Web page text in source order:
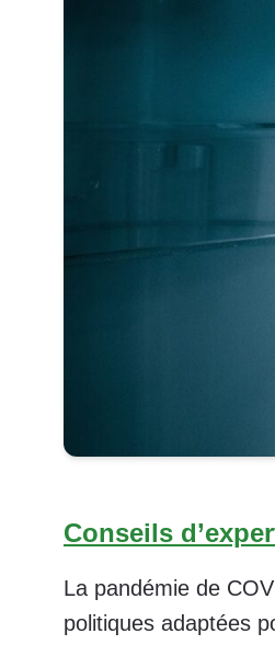
Conseils
La pandémie de
politiques adaptées